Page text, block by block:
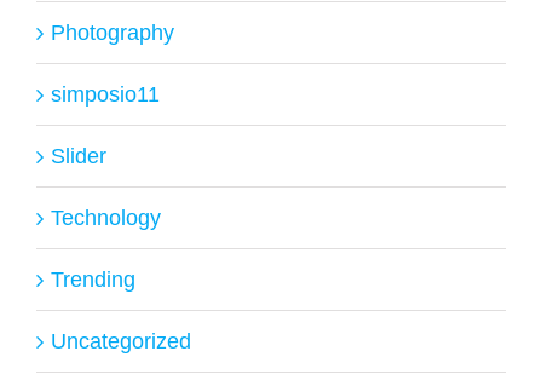
Photography
simposio11
Slider
Technology
Trending
Uncategorized